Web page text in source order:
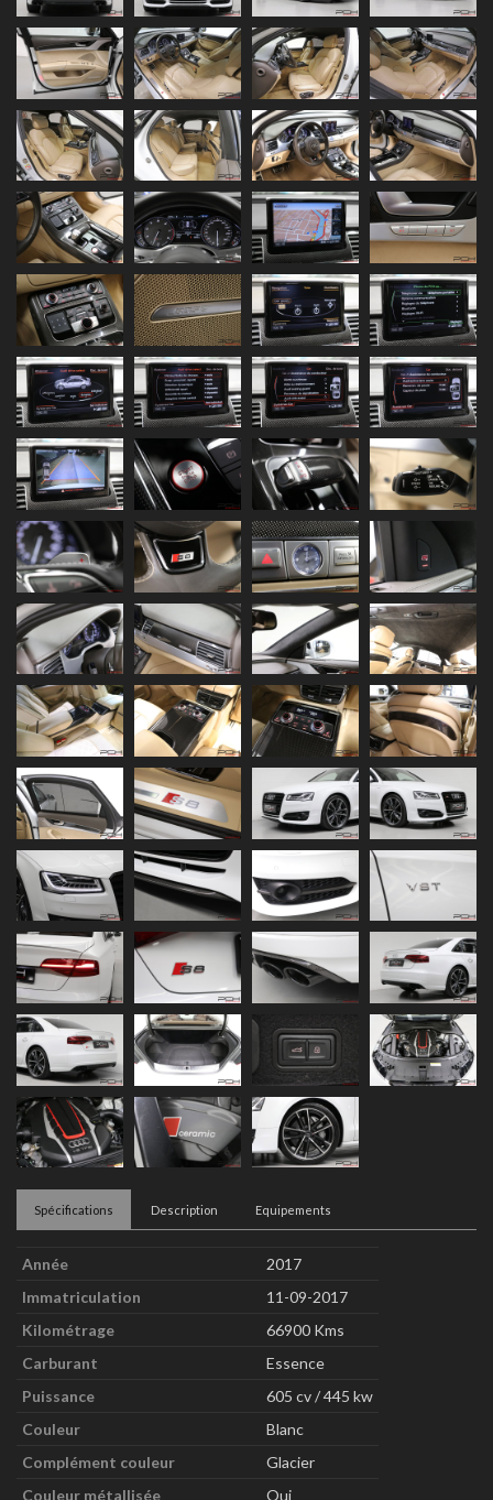
Spécifications Description Equipements
Année
2017
Immatriculation
11-09-2017
Kilométrage
66900 Kms
Carburant
Essence
Puissance
605 cv / 445 kw
Couleur
Blanc
Complément couleur
Glacier
Couleur métallisée
Oui